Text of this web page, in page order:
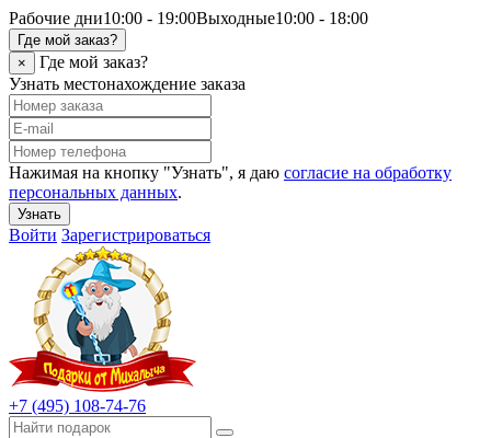
Рабочие дни10:00 - 19:00Выходные10:00 - 18:00
Где мой заказ?
×
Где мой заказ?
Узнать местонахождение заказа
Нажимая на кнопку "Узнать", я даю согласие на обработку
персональных данных.
Узнать
Войти Зарегистрироваться
+7 (495) 108-74-76